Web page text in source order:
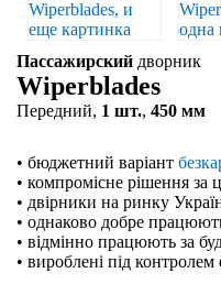
Пассажирский дворник
Wiperblades
Передний, 1 шт., 450 мм
• бюджетний варіант
• компромісне рішення за
• двірники на ринку
• однаково добре
• відмінно працюють за
• вироблені під